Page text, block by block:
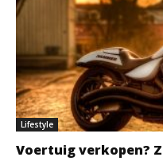
Lifestyle
Voertuig verkopen?